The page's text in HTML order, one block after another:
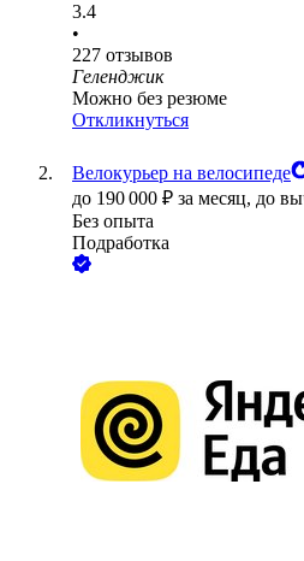
3.4
•
227 отзывов
Геленджик
Можно без резюме
Откликнуться
Велокурьер на велосипеде
до 190 000 ₽ за месяц, до
Без опыта
Подработка